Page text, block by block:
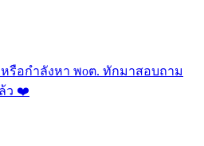
หรือกำลังหา พoต. ทักมาสอบถาม
ล้ว ❤️